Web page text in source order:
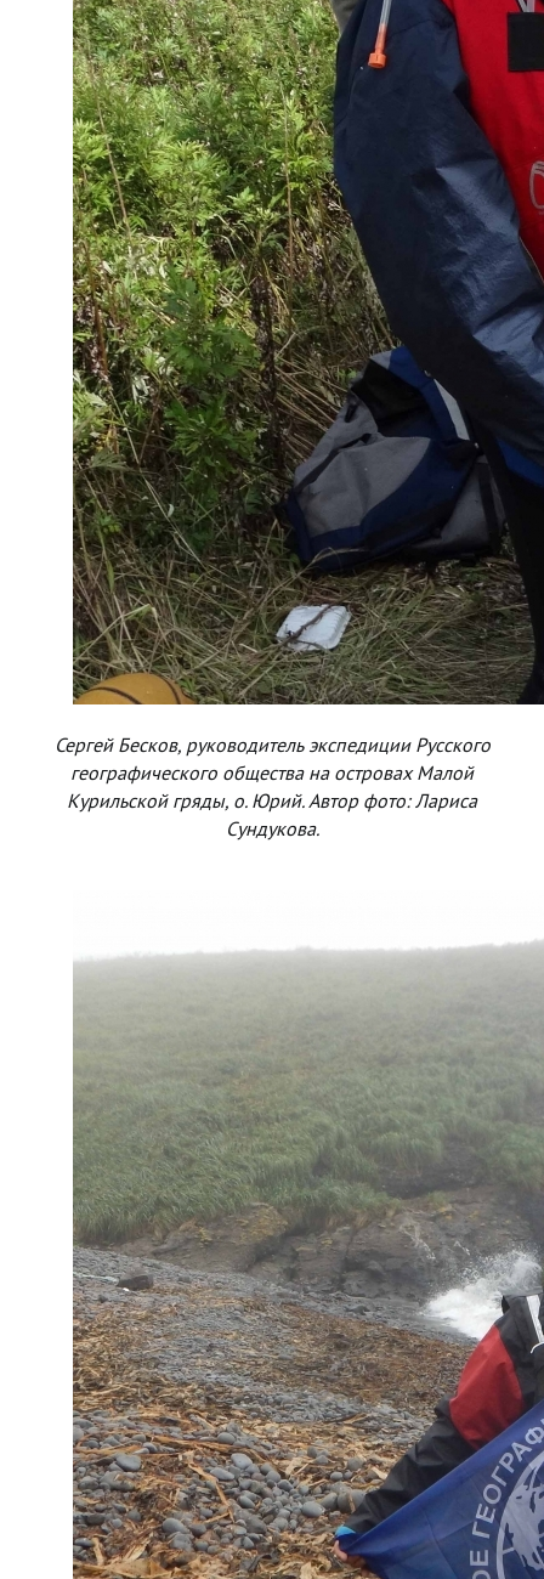
Сергей Бесков, руководитель экспедиции Русского
географического общества на островах Малой
Курильской гряды, о. Юрий. Автор фото: Лариса
Сундукова.